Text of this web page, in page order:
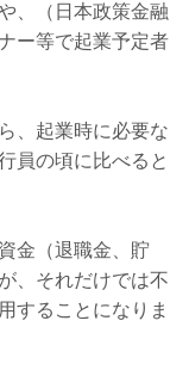
、（日本政策金融
ー等で起業予定者
、起業時に必要な
員の頃に比べると
金（退職金、貯
、それだけでは不
することになりま